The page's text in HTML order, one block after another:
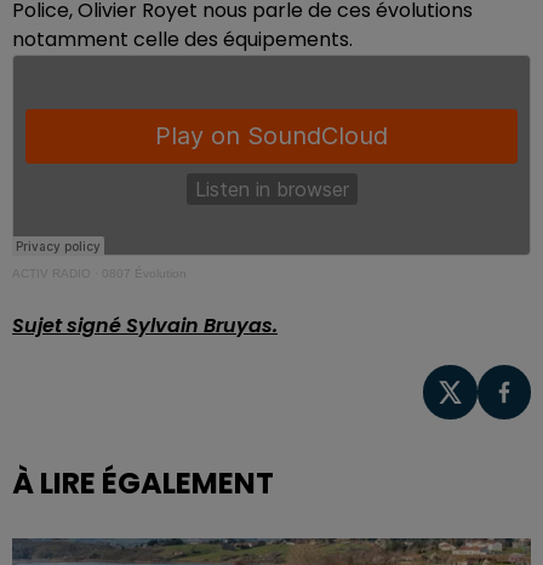
Police, Olivier Royet nous parle de ces évolutions
notamment celle des équipements.
ACTIV RADIO 0807 Évolution
Sujet signé Sylvain Bruyas.
À LIRE ÉGALEMENT